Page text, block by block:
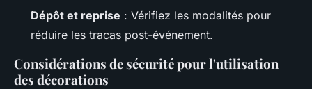
Dépôt et reprise : Vérifiez les modalités pour
réduire les tracas post-événement.
Considérations de sécurité pour l'utilisation
des décorations